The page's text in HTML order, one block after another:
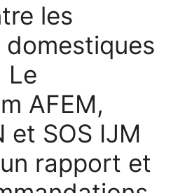
les
Le
AFEM,
et SOS IJM
rapport et